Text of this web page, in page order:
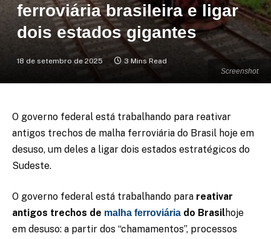
Screenshot
ferroviária brasileira e ligar
dois estados gigantes
18 de setembro de 2025 3 Mins Read
O governo federal está trabalhando para reativar
antigos trechos de malha ferroviária do Brasil hoje em
desuso, um deles a ligar dois estados estratégicos do
Sudeste.
O governo federal está trabalhando para reativar
antigos trechos de malha ferroviária do Brasilhoje
em desuso: a partir dos “chamamentos”, processos